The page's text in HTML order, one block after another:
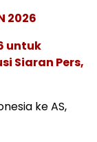
2026
untuk
Siaran Pers,
ke AS,